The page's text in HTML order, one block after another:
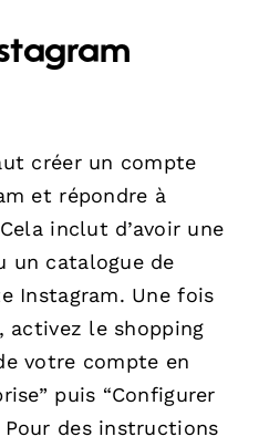
créer un compte
et répondre à
inclut d’avoir une
un catalogue de
Instagram. Une fois
activez le shopping
votre compte en
puis “Configurer
Pour des instructions